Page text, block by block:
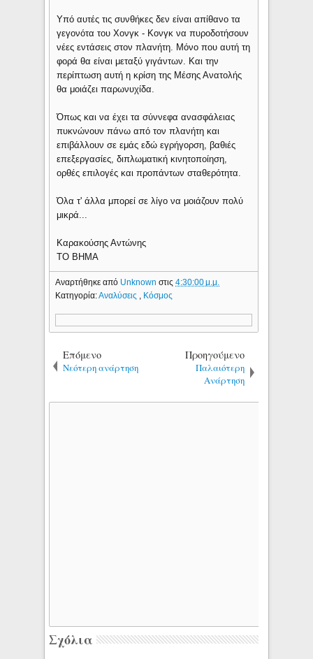
Υπό αυτές τις συνθήκες δεν είναι απίθανο τα
γεγονότα του Χονγκ - Κονγκ να πυροδοτήσουν
νέες εντάσεις στον πλανήτη. Μόνο που αυτή τη
φορά θα είναι μεταξύ γιγάντων. Και την
περίπτωση αυτή η κρίση της Μέσης Ανατολής
θα μοιάζει παρωνυχίδα.
Όπως και να έχει τα σύννεφα ανασφάλειας
πυκνώνουν πάνω από τον πλανήτη και
επιβάλλουν σε εμάς εδώ εγρήγορση, βαθιές
επεξεργασίες, διπλωματική κινητοποίηση,
ορθές επιλογές και προπάντων σταθερότητα.
Όλα τ' άλλα μπορεί σε λίγο να μοιάζουν πολύ
μικρά...
Καρακούσης Αντώνης
ΤΟ ΒΗΜΑ
Αναρτήθηκε από Unknownστις4:30:00 μ.μ.
Κατηγορία:Αναλύσεις Κόσμος
Επόμενο
Νεότερη ανάρτηση
Προηγούμενο
Παλαιότερη
Ανάρτηση
Σχόλια